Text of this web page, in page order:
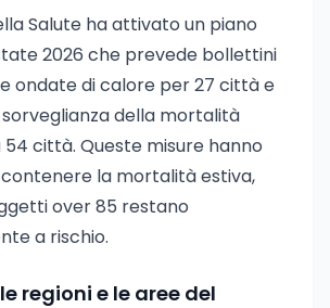
Salute ha attivato un piano
2026 che prevede bollettini
ondate di calore per 27 città e
della mortalità
54 città. Queste misure hanno
la mortalità estiva,
over 85 restano
a rischio.
regioni e le aree del